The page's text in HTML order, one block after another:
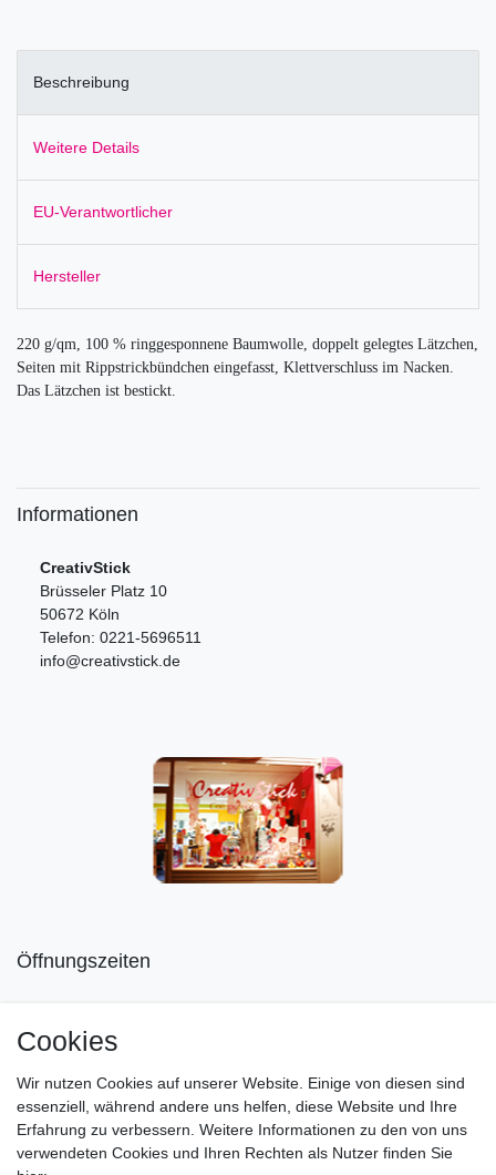
Beschreibung
Weitere Details
EU-Verantwortlicher
Hersteller
220 g/qm, 100 % ringgesponnene Baumwolle, doppelt gelegtes Lätzchen,
Seiten mit Rippstrickbündchen eingefasst, Klettverschluss im Nacken.
Das Lätzchen ist bestickt.
Informationen
CreativStick
Brüsseler Platz 10
50672 Köln
Telefon: 0221-5696511
info@creativstick.de
Öffnungszeiten
Di-Fr von 10.00 - 18.30 Uhr
Sa von 11.00 - 16.00 Uhr
Besuchen Sie unsere Verkaufsräume, dort beraten wir Sie
gerne.
Cookies
Wir nutzen Cookies auf unserer Website. Einige von diesen sind
essenziell, während andere uns helfen, diese Website und Ihre
Erfahrung zu verbessern. Weitere Informationen zu den von uns
verwendeten Cookies und Ihren Rechten als Nutzer finden Sie